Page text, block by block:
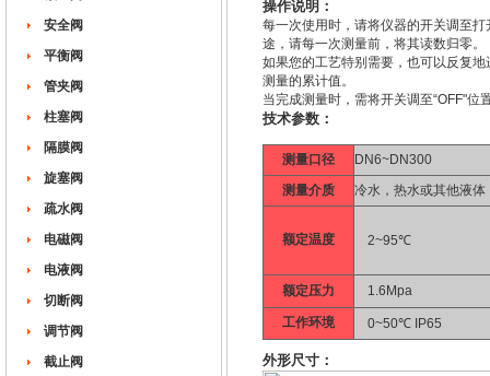
安全阀
平衡阀
管夹阀
柱塞阀
隔膜阀
旋塞阀
疏水阀
电磁阀
电液阀
切断阀
调节阀
截止阀
操作说明：
每一次使用时，请将仪器的开关调至
途，请每一次测量前，将其读数归零。
如果您的工艺特别需要，也可以反复
测量的累计值。
当完成测量时，需将开关调至“OFF"
技术参数：
测量口径
DN6~DN300
测量介质
冷水，热水或其他液体
额定温度 2~95℃
额定压力 1.6Mpa
工作环境 0~50℃ IP65
外形尺寸：